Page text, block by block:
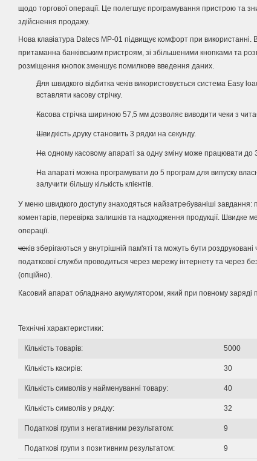
щодо торгової операції. Це полегшує програмування пристрою та
здійснення продажу.
Нова клавіатура Datecs MP-01 підвищує комфорт при використанні.
притаманна банківським пристроям, зі збільшеними кнопками та
розміщення кнопок зменшує помилкове введення даних.
Для швидкого відбитка чеків використовується система Easy
вставляти касову стрічку.
Касова стрічка шириною 57,5 ​​мм дозволяє виводити чеки з
Швидкість друку становить 3 рядки на секунду.
На одному касовому апараті за одну зміну може працювати до
На апараті можна програмувати до 5 програм для випуску
залучити більшу кількість клієнтів.
У меню швидкого доступу знаходяться найзатребуваніші завдання:
коментарів, перевірка залишків та надходження продукції. Швидке
операції.
чеків зберігаються у внутрішній пам'яті та можуть бути
податкової служби проводиться через мережу інтернету та через
(опційно).
Касовий апарат обладнано акумулятором, який при повному заряді
Технічні характеристики:
Кількість товарів: 5000
Кількість касирів: 30
Кількість символів у найменуванні товару: 40
Кількість символів у рядку: 32
Податкові групи з негативним результатом: 9
Податкові групи з позитивним результатом: 9